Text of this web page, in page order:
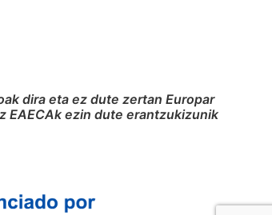
dira eta ez dute zertan Europar
EAECAk ezin dute erantzukizunik